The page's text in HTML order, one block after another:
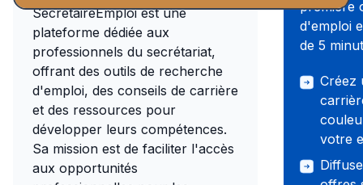
SecretaireEmploi est une
plateforme dédiée aux
professionnels du secrétariat,
offrant des outils de recherche
d'emploi, des conseils de carrière
et des ressources pour
développer leurs compétences.
Sa mission est de faciliter l'accès
aux opportunités
première
d'emploi
de 5
Créez
votre